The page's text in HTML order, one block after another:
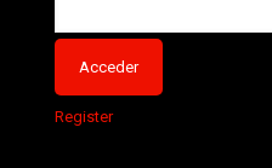
Register